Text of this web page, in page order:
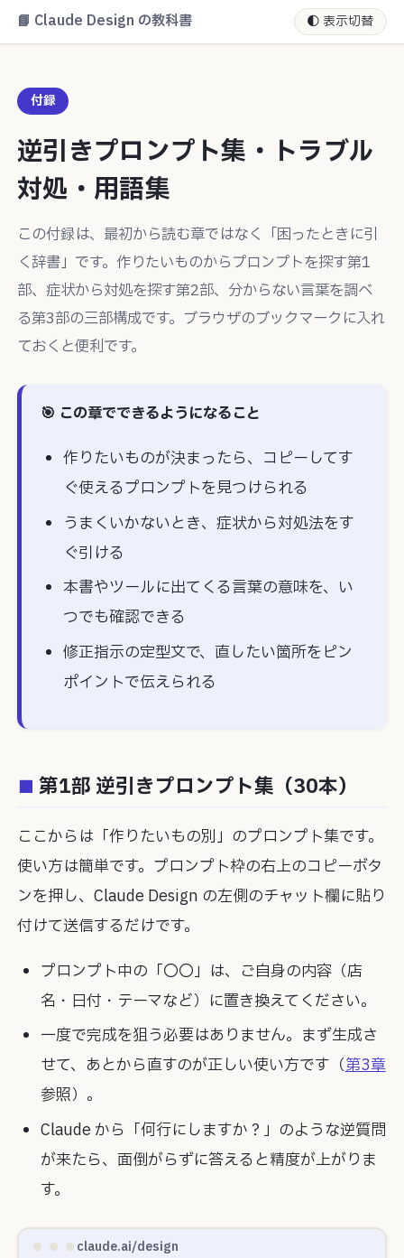
📘 Claude Design の教科書 🌓 表示切替
付録
逆引きプロンプト集・トラブル
対処・用語集
この付録は、最初から読む章ではなく「困ったときに引
く辞書」です。作りたいものからプロンプトを探す第1
部、症状から対処を探す第2部、分からない言葉を調べ
る第3部の三部構成です。ブラウザのブックマークに入れ
ておくと便利です。
この章でできるようになること
作りたいものが決まったら、コピーしてす
ぐ使えるプロンプトを見つけられる
うまくいかないとき、症状から対処法をす
ぐ引ける
本書やツールに出てくる言葉の意味を、い
つでも確認できる
修正指示の定型文で、直したい箇所をピン
ポイントで伝えられる
第1部 逆引きプロンプト集（30本）
ここからは「作りたいもの別」のプロンプト集です。
使い方は簡単です。プロンプト枠の右上のコピーボタ
ンを押し、Claude Design の左側のチャット欄に貼り
付けて送信するだけです。
プロンプト中の「〇〇」は、ご自身の内容（店
名・日付・テーマなど）に置き換えてください。
一度で完成を狙う必要はありません。まず生成さ
せて、あとから直すのが正しい使い方です（第3章
参照）。
Claude から「何行にしますか？」のような逆質問
が来たら、面倒がらずに答えると精度が上がりま
す。
claude.ai/design